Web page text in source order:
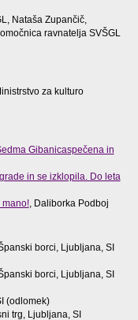
Nataša Zupančič,
ravnatelja SVŠGL
za kulturo
Gibanicaspečena in
in se izklopila. Do leta
mano!, Daliborka Podboj
borci, Ljubljana, SI
borci, Ljubljana, SI
(odlomek)
trg, Ljubljana, SI